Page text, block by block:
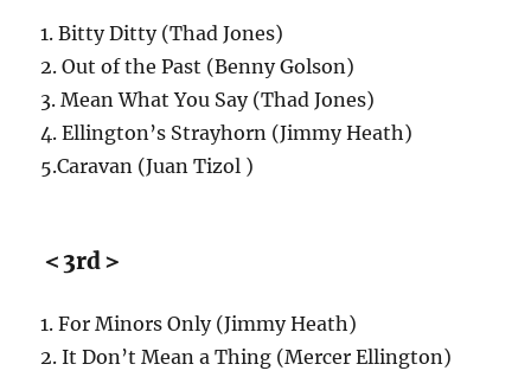
1. Bitty Ditty (Thad Jones)
2. Out of the Past (Benny Golson)
3. Mean What You Say (Thad Jones)
4. Ellington’s Strayhorn (Jimmy Heath)
5.Caravan (Juan Tizol )
＜3rd＞
1. For Minors Only (Jimmy Heath)
2. It Don’t Mean a Thing (Mercer Ellington)